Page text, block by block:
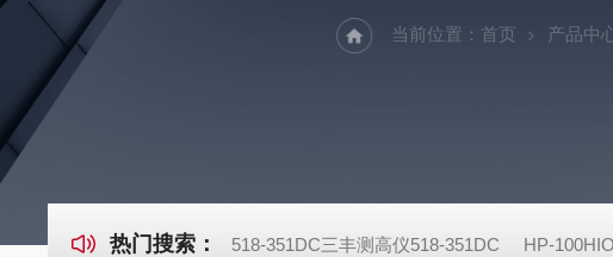
当前位置： 首页 产品中
热门搜索： 518-351DC三丰测高仪518-351DC HP-